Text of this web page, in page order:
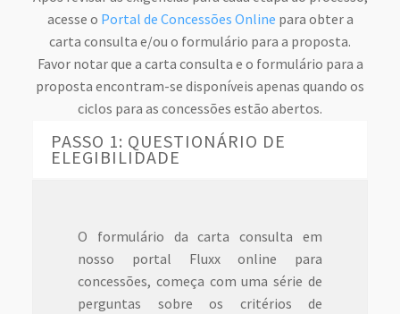
acesse o Portal de Concessões Online para obter a
carta consulta e/ou o formulário para a proposta.
Favor notar que a carta consulta e o formulário para a
proposta encontram-se disponíveis apenas quando os
ciclos para as concessões estão abertos.
PASSO 1: QUESTIONÁRIO DE
ELEGIBILIDADE
O formulário da carta consulta em
nosso portal Fluxx online para
concessões, começa com uma série de
perguntas sobre os critérios de